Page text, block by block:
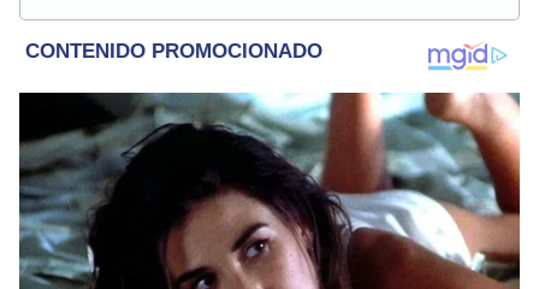
internacional; tendencias, películas y series.